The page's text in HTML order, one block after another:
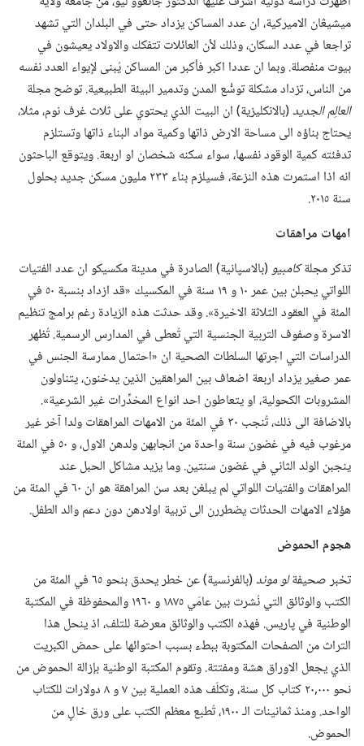
ميشيڠان الاميركية،‏ ان عدد المساكن يزداد حتى في البلدان التي تشهد
تراجعا في عدد السكان،‏ وذلك لأن العائلات تتفكك والاولاد يعيشون في
بيوت منفصلة.‏ وبما ان عددا اكبر فأكبر من المساكن يُبنى لإيواء العدد نفسه
من الناس،‏ تزداد مشكلة توسُّع المدن وتدمير البيئة الطبيعية.‏ توضح مجلة
العالِم الجديد‏(‏بالانكليزية)‏ ان البيت الذي يحتوي على ثلاث غرف نوم،‏ مثلا،‏
يحتاج بناؤه الى مساحة الارض ذاتها وكمية مواد البناء ذاتها وتستلزم
تدفئته كمية الوقود نفسها،‏ سواء سكنه شخصان او اربعة.‏ ويتوقع الباحثون
انه اذا استمرت هذه النزعة،‏ فسيلزم بناء ٢٣٣ مليون مسكن جديد بحلول
سنة ٢٠١٥.‏
امهات مراهقات
تذكر مجلةكامبيو‏(‏بالاسپانية)‏ الصادرة في مدينة مكسيكو ان عدد الفتيات
اللواتي يحبلن بين عمر ١٠ و ١٩ سنة في المكسيك «قد ازداد بنسبة ٥٠ في
المئة في العقود الثلاثة الاخيرة».‏ وقد حدثت هذه الزيادة رغم برامج تنظيم
الاسرة وصفوف التربية الجنسية التي تُعطى في المدارس الرسمية.‏ تُظهر
الدراسات التي اجرتها السلطات الصحية ان «احتمال ممارسة الجنس في
عمر صغير يزداد اربعة اضعاف بين المراهقين الذين يدخنون،‏ يتناولون
المشروبات الكحولية،‏ او يتعاطون احد انواع المخدِّرات غير الشرعية».‏
بالاضافة الى ذلك،‏ تُنجب ٣٠ في المئة من الامهات المراهقات ولدا آخر غير
مرغوب فيه في غضون سنة واحدة من انجابهن ولدهن الاول،‏ و ٥٠ في المئة
ينجبن الولد الثاني في غضون سنتين.‏ وما يزيد مشاكل الحبل عند
المراهقات والفتيات اللواتي لم يبلغن بعد سن المراهقة هو ان ٦٠ في المئة من
هؤلاء الامهات الحدثات يضطررن الى تربية اولادهن دون دعم والد الطفل.‏
هجوم الحموض
تخبر صحيفةلو موند
‏(‏بالفرنسية)‏ عن خطر يحدق بنحو ٦٥ في المئة من
الكتب والوثائق التي نُشرت بين عامَي ١٨٧٥ و ١٩٦٠ والمحفوظة في المكتبة
الوطنية في پاريس.‏ فهذه الكتب والوثائق معرضة للتلف،‏ اذ ينحل هذا
التراث من الصفحات المكتوبة ببطء بسبب احتوائها على حمض الكبريت
الذي يجعل الاوراق هشة ومفتتة.‏ وتقوم المكتبة الوطنية بإزالة الحموض من
نحو ٠٠٠‏,٢٠ كتاب كل سنة،‏ وتكلّف هذه العملية بين ٧ و ٨ دولارات للكتاب
الواحد.‏ ومنذ ثمانينات الـ‍ ١٩٠٠،‏ تُطبع معظم الكتب على ورق خالٍ من
الحموض.‏